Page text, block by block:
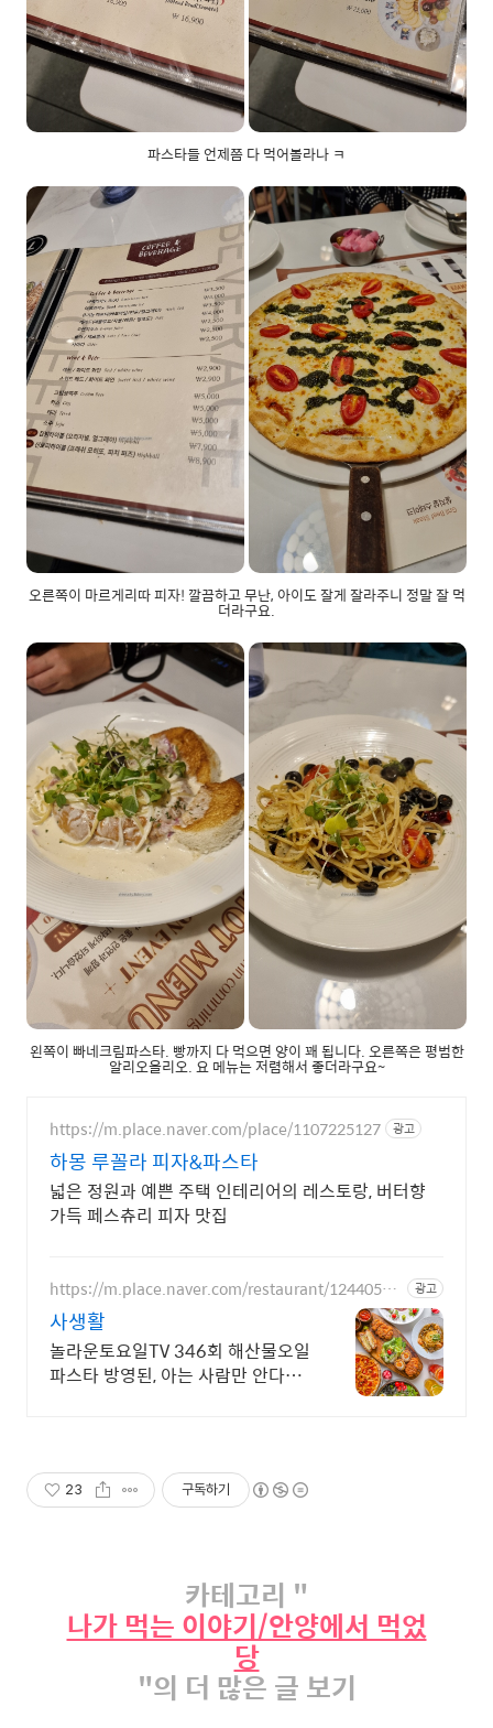
파스타들 언제쯤 다 먹어볼라나 ㅋ
오른쪽이 마르게리따 피자! 깔끔하고 무난, 아이도 잘게 잘라주니 정말 잘 먹
더라구요.
왼쪽이 빠네크림파스타. 빵까지 다 먹으면 양이 꽤 됩니다. 오른쪽은 평범한
알리오올리오. 요 메뉴는 저렴해서 좋더라구요~
https://m.place.naver.com/place/1107225127 광고
하몽 루꼴라 피자&파스타
넓은 정원과 예쁜 주택 인테리어의 레스토랑, 버터향
가득 페스츄리 피자 맛집
https://m.place.naver.com/restaurant/12440597
55
광고
사생활
놀라운토요일TV 346회 해산물오일
파스타 방영된, 아는 사람만 안다는
23 구독하기
카테고리 "
나가 먹는 이야기/안양에서 먹었
당
"의 더 많은 글 보기